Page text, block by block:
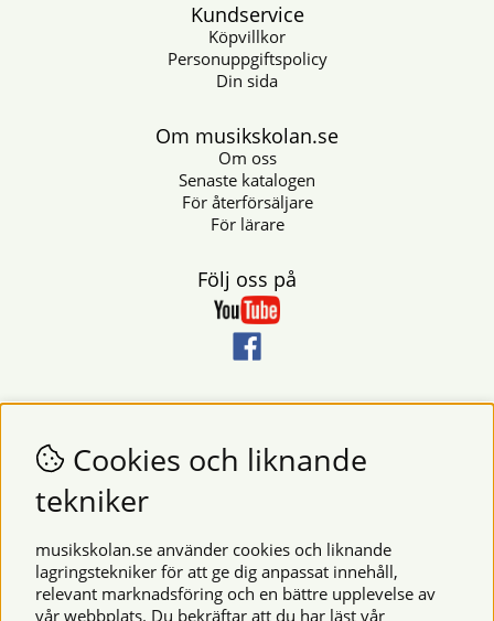
Kundservice
Köpvillkor
Personuppgiftspolicy
Din sida
Om musikskolan.se
Om oss
Senaste katalogen
För återförsäljare
För lärare
Följ oss på
Nyhetsbrev
Vill du få nyheter och erbjudanden från oss? Fyll då i din e-
postadress i fältet nedan.
Säkra betalningar
Cookies och liknande
tekniker
musikskolan.se använder cookies och liknande
lagringstekniker för att ge dig anpassat innehåll,
relevant marknadsföring och en bättre upplevelse av
vår webbplats. Du bekräftar att du har läst vår